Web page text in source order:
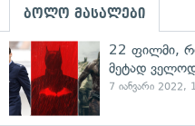
ბოლო მასალები
22 ფილმი,
მეტად
7 იანვარი 2022,